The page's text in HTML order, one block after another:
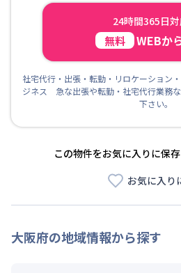
24時間365日
無料 WEBか
社宅代行・出張・転勤・リロケーション
ジネス 急な出張や転勤・社宅代行業務
下さい。
この物件をお気に入りに保
お気に入り
大阪府の地域情報から探す